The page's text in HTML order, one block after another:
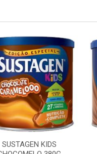
SUSTAGEN KIDS